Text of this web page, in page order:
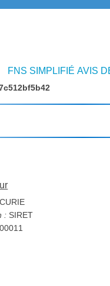
FNS SIMPLIFIÉ AVIS
: SIRET